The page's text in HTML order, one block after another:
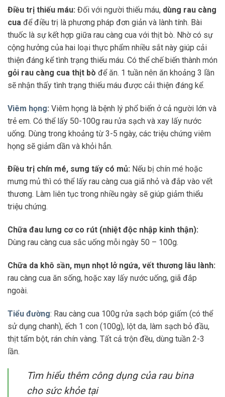
Điều trị thiếu máu: Đối với người thiếu máu, dùng rau càng
cua để điều trị là phương pháp đơn giản và lành tính. Bài
thuốc là sự kết hợp giữa rau càng cua với thịt bò. Nhờ có sự
cộng hưởng của hai loại thực phẩm nhiều sắt này giúp cải
thiện đáng kể tình trạng thiếu máu. Có thể chế biến thành món
gỏi rau càng cua thịt bò để ăn. 1 tuần nên ăn khoảng 3 lần
sẽ nhận thấy tình trạng thiếu máu được cải thiện đáng kể.
Viêm họng: Viêm họng là bệnh lý phổ biến ở cả người lớn và
trẻ em. Có thể lấy 50-100g rau rửa sạch và xay lấy nước
uống. Dùng trong khoảng từ 3-5 ngày, các triệu chứng viêm
họng sẽ giảm dần và khỏi hẳn.
Điều trị chín mé, sưng tấy có mủ: Nếu bị chín mé hoặc
mưng mủ thì có thể lấy rau càng cua giã nhỏ và đắp vào vết
thương. Làm liên tục trong nhiều ngày sẽ giúp giảm thiểu
triệu chứng.
Chữa đau lưng cơ co rút (nhiệt độc nhập kinh thận):
Dùng rau càng cua sắc uống mỗi ngày 50 – 100g.
Chữa da khô sần, mụn nhọt lở ngứa, vết thương lâu lành:
rau càng cua ăn sống, hoặc xay lấy nước uống, giã đắp
ngoài.
Tiểu đường: Rau càng cua 100g rửa sạch bóp giấm (có thể
sử dụng chanh), ếch 1 con (100g), lột da, làm sạch bỏ đầu,
thịt tẩm bột, rán chín vàng. Tất cả trộn đều, dùng tuần 2-3
lần.
Tìm hiểu thêm công dụng của rau bina
cho sức khỏe tại